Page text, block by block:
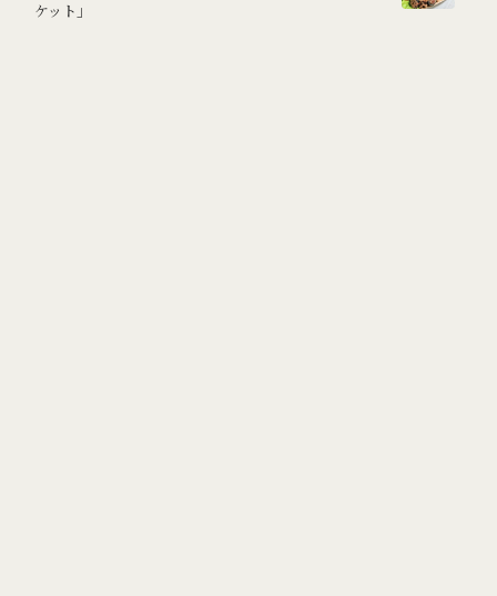
ケット」